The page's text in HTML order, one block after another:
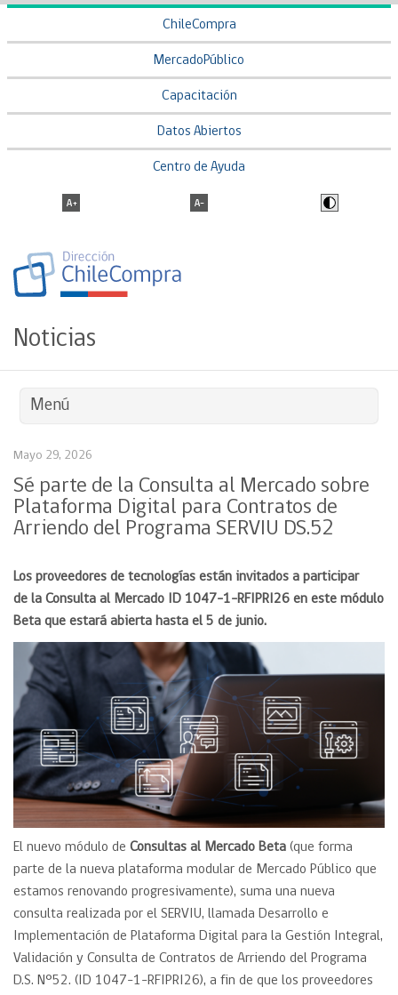
ChileCompra
MercadoPúblico
Capacitación
Datos Abiertos
Centro de Ayuda
Noticias
Menú
Mayo 29, 2026
Sé parte de la Consulta al Mercado sobre
Plataforma Digital para Contratos de
Arriendo del Programa SERVIU DS.52
Los proveedores de tecnologías están invitados a participar
de la Consulta al Mercado ID 1047-1-RFIPRI26 en este módulo
Beta que estará abierta hasta el 5 de junio.
El nuevo módulo de Consultas al Mercado Beta (que forma
parte de la nueva plataforma modular de Mercado Público que
estamos renovando progresivamente), suma una nueva
consulta realizada por el SERVIU, llamada Desarrollo e
Implementación de Plataforma Digital para la Gestión Integral,
Validación y Consulta de Contratos de Arriendo del Programa
D.S. N°52. (ID 1047-1-RFIPRI26), a fin de que los proveedores